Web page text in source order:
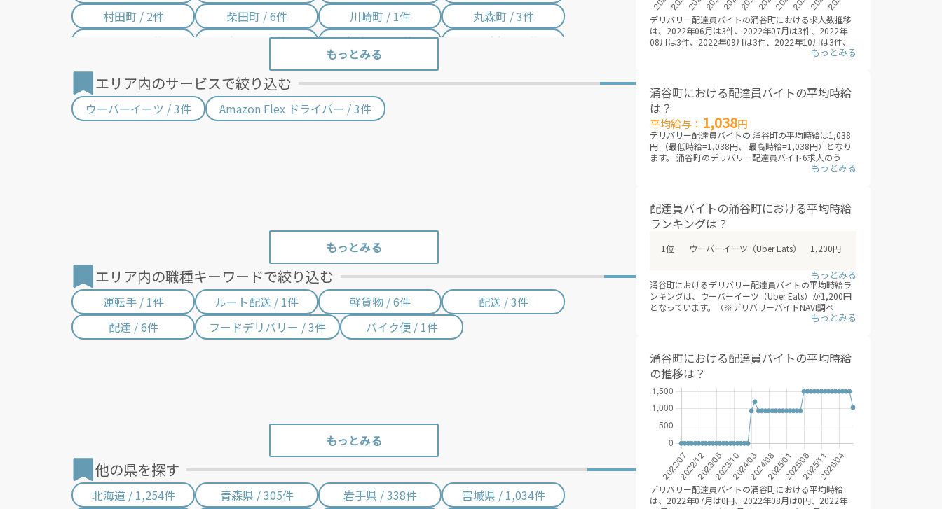
村田町 / 2件
柴田町 / 6件 川崎町 / 1件
丸森町 / 3件
亘理町 / 6件
山元町 / 2件 松島町 / 14件
七ヶ浜町 / 1件
大和町 / 1件 大郷町 / 1件
色麻町 / 2件
加美町 / 1件
女川町 / 2件
南三陸町 / 7件
エリア内のサービスで絞り込む
ウーバーイーツ / 3件 Amazon Flex ドライバー / 3件
エリア内の職種キーワードで絞り込む
運転手 / 1件 ルート配送 / 1件 軽貨物 / 6件
配送 / 3件
配達 / 6件
フードデリバリー / 3件 バイク便 / 1件
他の県を探す
北海道 / 1,254件 青森県 / 305件 岩手県 / 338件 宮城県 / 1,034件
デリバリー配達員バイトの涌谷町における求人数推移
は、2022年06月は3件、2022年07月は3件、2022年
08月は3件、2022年09月は3件、2022年10月は3件、
2022年11月は4件、2022年12月は3件、2023年01月
件、2023年07月は3件、2023年08月は3件、2023年
09月は4件、2023年10月は1件、2023年11月は1件、
2023年12月は1件、2024年01月は1件、2024年02月
は1件、2024年03月は2件、2024年04月は1件、2024
年05月は1件、2024年06月は1件、2024年07月は1
件、2024年08月は1件、2024年09月は1件、2024年
10月は1件、2024年11月は3件、2024年12月は3件、
2025年01月は3件、2025年02月は3件、2025年03月
は3件、2025年04月は3件、2025年05月は3件、2025
11月は3件、2025年12月は1件、2026年01月は3件、
2026年02月は3件、2026年03月は3件、2026年04月
は1件、2026年05月は4件、2026年06月は4件、2026
年07月は4件、2026年08月は6件と推移。（※デリバ
リーバイトNAVI調べ /2026年08月）
涌谷町における配達員バイトの平均時給
は？
平均給与： 1,038円
デリバリー配達員バイトの 涌谷町の平均時給は1,038
円 （最低時給=1,038円、 最高時給=1,038円）となり
ます。 涌谷町のデリバリー配達員バイト6求人のう
ち、 時給記載されている求人から平均を算出。 （※デ
デリバリー配達員バイトは、大きく業務委託型（成果
報酬型）と時給型に分類されます。業務委託型（成果
配達報酬となり、時給は目安となります。頑張り次第
配達員バイトは、安定した給与を得られるメリットが
あります。各求人を比較検討した上で、応募/登録する
ことをオススメします。
配達員バイトの涌谷町における平均時給
ランキングは？
ウーバーイーツ（Uber Eats） 1,200円
涌谷町におけるデリバリー配達員バイトの平均時給ラ
ンキングは、ウーバーイーツ（Uber Eats）が1,200円
となっています。（※デリバリーバイトNAVI調べ
などを行なっているため、 登録後も随時、興味のある
エリアの情報収集をするとよいでしょう。
涌谷町における配達員バイトの平均時給
の推移は？
デリバリー配達員バイトの涌谷町における平均時給
は、2022年07月は0円、2022年08月は0円、2022年